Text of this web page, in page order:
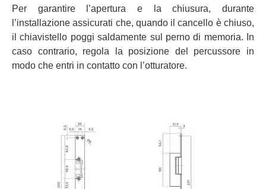
Per garantire l’apertura e la chiusura, durante
l’installazione assicurati che, quando il cancello è chiuso,
il chiavistello poggi saldamente sul perno di memoria. In
caso contrario, regola la posizione del percussore in
modo che entri in contatto con l’otturatore.